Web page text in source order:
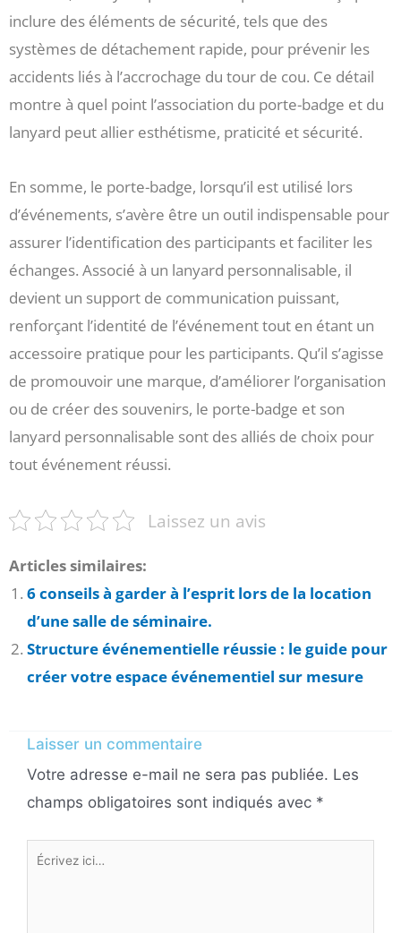
inclure des éléments de sécurité, tels que des
systèmes de détachement rapide, pour prévenir les
accidents liés à l’accrochage du tour de cou. Ce détail
montre à quel point l’association du porte-badge et du
lanyard peut allier esthétisme, praticité et sécurité.
En somme, le porte-badge, lorsqu’il est utilisé lors
d’événements, s’avère être un outil indispensable pour
assurer l’identification des participants et faciliter les
échanges. Associé à un lanyard personnalisable, il
devient un support de communication puissant,
renforçant l’identité de l’événement tout en étant un
accessoire pratique pour les participants. Qu’il s’agisse
de promouvoir une marque, d’améliorer l’organisation
ou de créer des souvenirs, le porte-badge et son
lanyard personnalisable sont des alliés de choix pour
tout événement réussi.
Laissez un avis
Articles similaires:
6 conseils à garder à l’esprit lors de la location
d’une salle de séminaire.
Structure événementielle réussie : le guide pour
créer votre espace événementiel sur mesure
Laisser un commentaire
Votre adresse e-mail ne sera pas publiée. Les
champs obligatoires sont indiqués avec *
Écrivez